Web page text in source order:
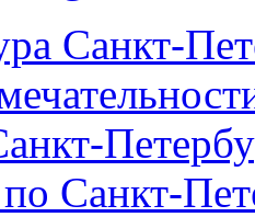
Санкт-
Санкт-